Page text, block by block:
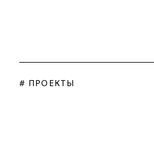
# ПРОЕКТЫ